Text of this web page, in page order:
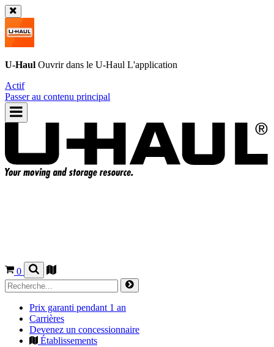
U-Haul Ouvrir dans le U-Haul L'application
Actif
Passer au contenu principal
0
Prix garanti pendant 1 an
Carrières
Devenez un concessionnaire
Établissements